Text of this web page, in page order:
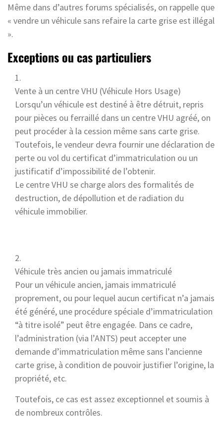
Même dans d’autres forums spécialisés, on rappelle que
« vendre un véhicule sans refaire la carte grise est illégal
».
Exceptions ou cas particuliers
Vente à un centre VHU (Véhicule Hors Usage)
Lorsqu’un véhicule est destiné à être détruit, repris
pour pièces ou ferraillé dans un centre VHU agréé, on
peut procéder à la cession même sans carte grise.
Toutefois, le vendeur devra fournir une déclaration de
perte ou vol du certificat d’immatriculation ou un
justificatif d’impossibilité de l’obtenir.
Le centre VHU se charge alors des formalités de
destruction, de dépollution et de radiation du
véhicule immobilier.
Véhicule très ancien ou jamais immatriculé
Pour un véhicule ancien, jamais immatriculé
proprement, ou pour lequel aucun certificat n’a jamais
été généré, une procédure spéciale d’immatriculation
“à titre isolé” peut être engagée. Dans ce cadre,
l’administration (via l’ANTS) peut accepter une
demande d’immatriculation même sans l’ancienne
carte grise, à condition de pouvoir justifier l’origine, la
propriété, etc.
Toutefois, ce cas est assez exceptionnel et soumis à
de nombreux contrôles.